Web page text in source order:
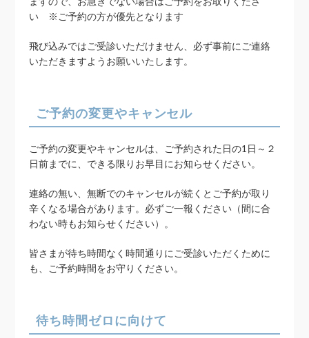
い ※ご予約の方が優先となります
飛び込みではご受診いただけません、必ず事前にご連絡
いただきますようお願いいたします。
ご予約の変更やキャンセル
ご予約の変更やキャンセルは、ご予約された日の1日～２
日前までに、できる限りお早目にお知らせください。
連絡の無い、無断でのキャンセルが続くとご予約が取り
辛くなる場合があります。必ずご一報ください（間に合
わない時もお知らせください）。
皆さまが待ち時間なく時間通りにご受診いただくために
も、ご予約時間をお守りください。
待ち時間ゼロに向けて